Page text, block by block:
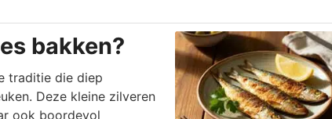
bakken?
traditie die diep
Deze kleine zilveren
ook boordevol